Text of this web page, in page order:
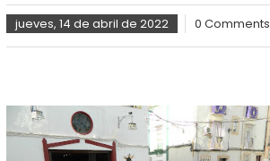
jueves, 14 de abril de 2022 0 Comments